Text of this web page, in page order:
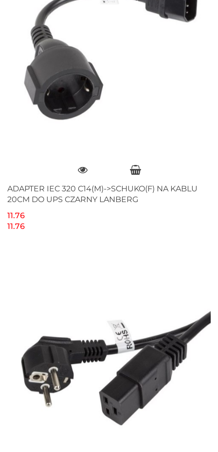
ADAPTER IEC 320 C14(M)->SCHUKO(F) NA KABLU
20CM DO UPS CZARNY LANBERG
11.76
11.76